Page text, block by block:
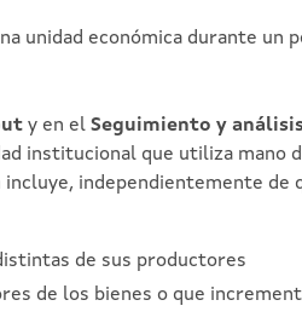
unidad económica durante un
y en el Seguimiento y
institucional que utiliza mano
independientemente de
de sus productores
de los bienes o que